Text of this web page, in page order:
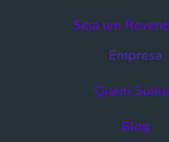
Seja um
Empresa
Quem
Blog